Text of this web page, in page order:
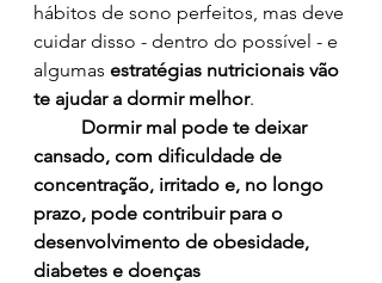
hábitos de sono perfeitos, mas deve
cuidar disso - dentro do possível - e
algumas estratégias nutricionais vão
te ajudar a dormir melhor.
Dormir mal pode te deixar
cansado, com dificuldade de
concentração, irritado e, no longo
prazo, pode contribuir para o
desenvolvimento de obesidade,
diabetes e doenças